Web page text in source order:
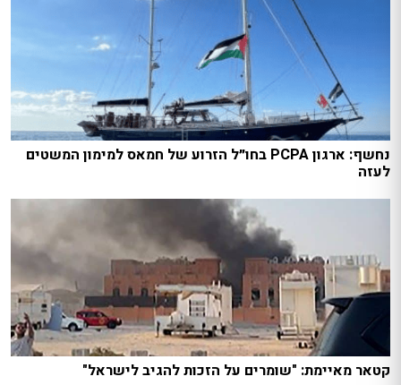
נחשף: ארגון PCPA בחו״ל הזרוע של חמאס למימון המשטים
לעזה
קטאר מאיימת: "שומרים על הזכות להגיב לישראל"